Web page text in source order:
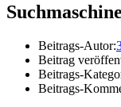
Beitrags-Autor:
Beitrag
Beitrags-
Beitrags-